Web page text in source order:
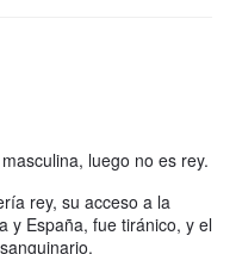
luego no es rey.
rey, su acceso a la
y España, fue tiránico, y el